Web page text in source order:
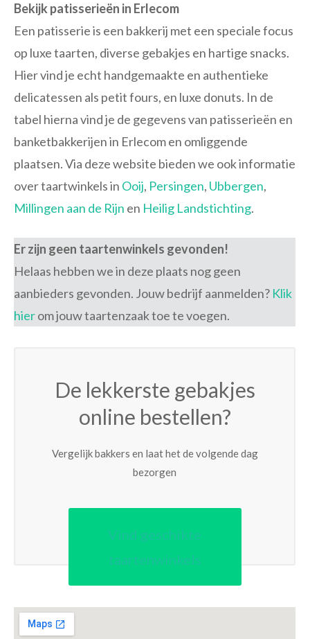
Bekijk patisserieën in Erlecom
Een patisserie is een bakkerij met een speciale focus
op luxe taarten, diverse gebakjes en hartige snacks.
Hier vind je echt handgemaakte en authentieke
delicatessen als petit fours, en luxe donuts. In de
tabel hierna vind je de gegevens van patisserieën en
banketbakkerijen in Erlecom en omliggende
plaatsen. Via deze website bieden we ook informatie
over taartwinkels in Ooij, Persingen, Ubbergen,
Millingen aan de Rijn en Heilig Landstichting.
Er zijn geen taartenwinkels gevonden!
Helaas hebben we in deze plaats nog geen
aanbieders gevonden. Jouw bedrijf aanmelden? Klik
hierom jouw taartenzaak toe te voegen.
De lekkerste gebakjes
online bestellen?
Vergelijk bakkers en laat het de volgende dag
bezorgen
Vind geschikte
taartenwinkels